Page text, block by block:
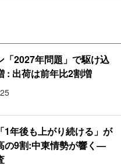
「2027年問題」で駆け込
: 出荷は前年比2割増
1年後も上がり続ける」が
の9割:中東情勢が響く―